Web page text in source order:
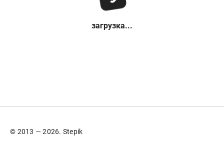
загрузка...
© 2013 — 2026. Stepik